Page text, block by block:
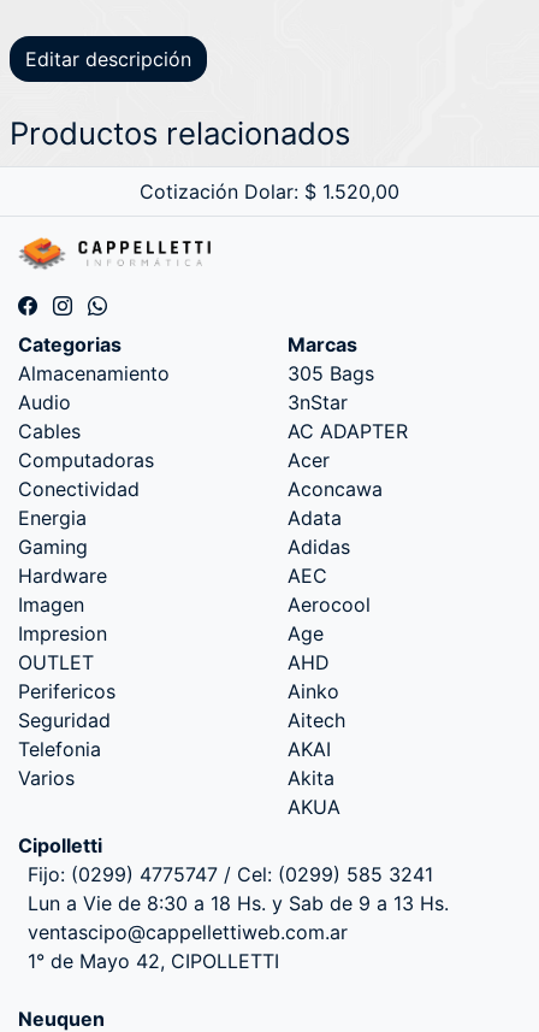
Editar descripción
Productos relacionados
Cotización Dolar: $ 1.520,00
Categorias
Almacenamiento
Audio
Cables
Computadoras
Conectividad
Energia
Gaming
Hardware
Imagen
Impresion
OUTLET
Perifericos
Seguridad
Telefonia
Varios
Marcas
305 Bags
3nStar
AC ADAPTER
Acer
Aconcawa
Adata
Adidas
AEC
Aerocool
Age
AHD
Ainko
Aitech
AKAI
Akita
AKUA
Cipolletti
Fijo: (0299) 4775747 / Cel: (0299) 585 3241
Lun a Vie de 8:30 a 18 Hs. y Sab de 9 a 13 Hs.
ventascipo@cappellettiweb.com.ar
1° de Mayo 42, CIPOLLETTI
Neuquen